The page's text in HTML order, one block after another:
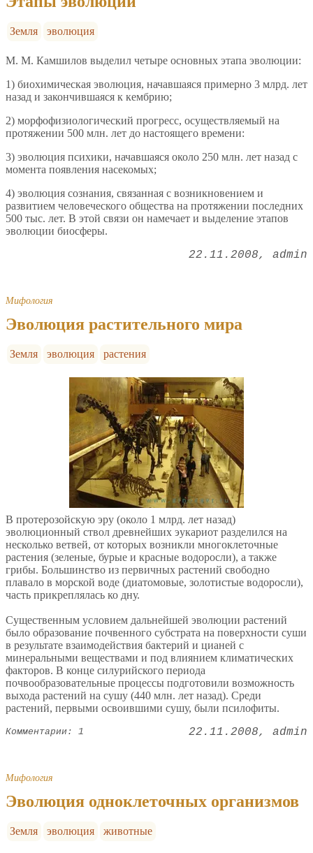
Земля эволюция
М. М. Камшилов выделил четыре основных этапа эволюции:
1) биохимическая эволюция, начавшаяся примерно 3 млрд. лет
назад и закончившаяся к кембрию;
2) морфофизиологический прогресс, осуществляемый на
протяжении 500 млн. лет до настоящего времени:
3) эволюция психики, начавшаяся около 250 млн. лет назад с
момента появления насекомых;
4) эволюция сознания, связанная с возникновением и
развитием человеческого общества на протяжении последних
500 тыс. лет. В этой связи он намечает и выделение этапов
эволюции биосферы.
22.11.2008 admin
Мифология
Эволюция растительного мира
Земля эволюция растения
В протерозойскую эру (около 1 млрд. лет назад)
эволюционный ствол древнейших эукариот разделился на
несколько ветвей, от которых возникли многоклеточные
растения (зеленые, бурые и красные водоросли), а также
грибы. Большинство из первичных растений свободно
плавало в морской воде (диатомовые, золотистые водоросли),
часть прикреплялась ко дну.
Существенным условием дальнейшей эволюции растений
было образование почвенного субстрата на поверхности суши
в результате взаимодействия бактерий и цианей с
минеральными веществами и под влиянием климатических
факторов. В конце силурийского периода
почвообразовательные процессы подготовили возможность
выхода растений на сушу (440 млн. лет назад). Среди
растений, первыми освоившими сушу, были псилофиты.
Комментарии: 1 22.11.2008 admin
Мифология
Эволюция одноклеточных организмов
Земля эволюция животные